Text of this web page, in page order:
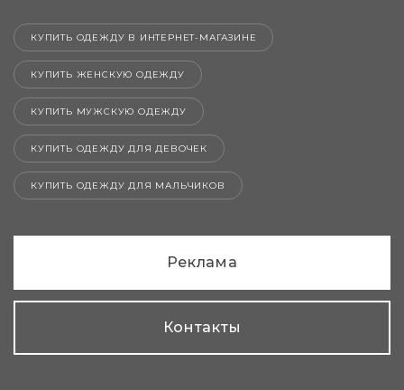
КУПИТЬ ОДЕЖДУ В ИНТЕРНЕТ-МАГАЗИНЕ
КУПИТЬ ЖЕНСКУЮ ОДЕЖДУ
КУПИТЬ МУЖСКУЮ ОДЕЖДУ
КУПИТЬ ОДЕЖДУ ДЛЯ ДЕВОЧЕК
КУПИТЬ ОДЕЖДУ ДЛЯ МАЛЬЧИКОВ
Реклама
Контакты